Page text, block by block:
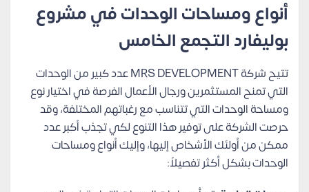
أنواع ومساحات الوحدات في مشروع
بوليفارد التجمع الخامس
تتيح شركة MRS DEVELOPMENT عدد كبير من الوحدات
التي تمنح المستثمرين ورجال الأعمال الفرصة في اختيار نوع
ومساحة الوحدات التي تتناسب مع رغباتهم المختلفة، وقد
حرصت الشركة على توفير هذا التنوع لكي تجذب أكبر عدد
ممكن من أولئك الأشخاص إليها، وإليك أنواع ومساحات
الوحدات بشكل أكثر تفصيلاً: